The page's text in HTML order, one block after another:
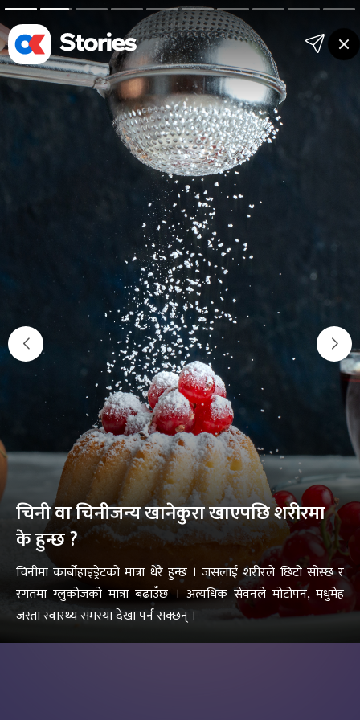
चिनी वा चिनीजन्य खानेकुरा खाएपछि शरीरमा
के हुन्छ ?
चिनीमा कार्बोहाइड्रेटको मात्रा धेरै हुन्छ । जसलाई शरीरले छिटो सोस्छ र
रगतमा ग्लुकोजको मात्रा बढाउँछ । अत्यधिक सेवनले मोटोपन, मधुमेह
जस्ता स्वास्थ्य समस्या देखा पर्न सक्छन् ।